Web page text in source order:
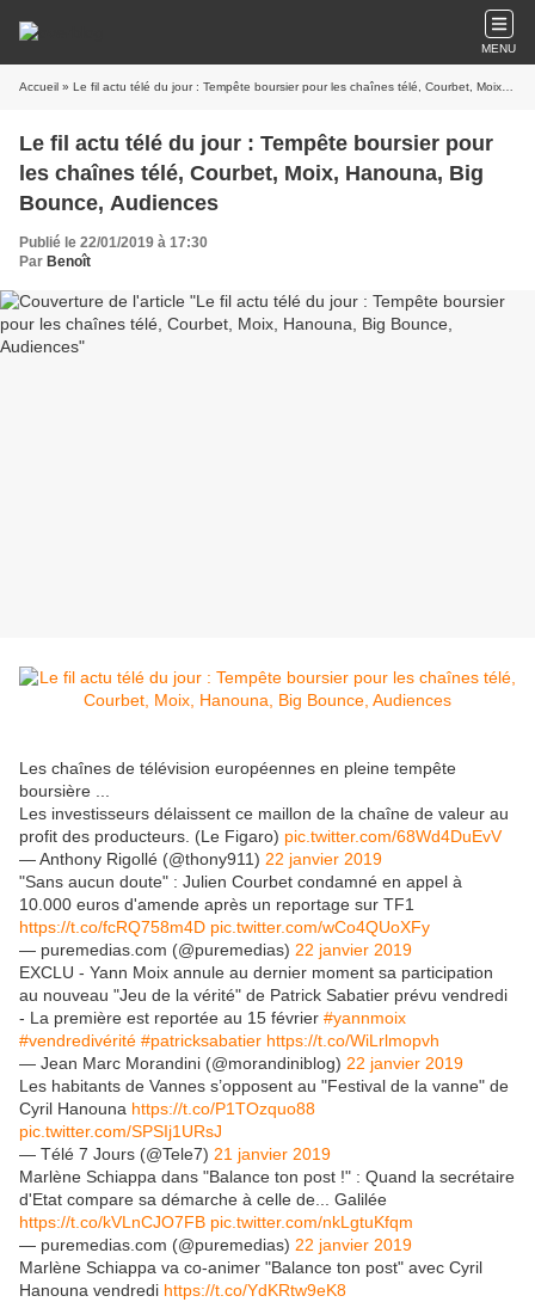
MENU
Accueil » Le fil actu télé du jour : Tempête boursier pour les chaînes télé, Courbet, Moix, Hanouna, Big Bounce, Audiences
Le fil actu télé du jour : Tempête boursier pour
les chaînes télé, Courbet, Moix, Hanouna, Big
Bounce, Audiences
Publié le 22/01/2019 à 17:30
Par Benoît
Les chaînes de télévision européennes en pleine tempête
boursière ...
Les investisseurs délaissent ce maillon de la chaîne de valeur au
profit des producteurs. (Le Figaro) pic.twitter.com/68Wd4DuEvV
— Anthony Rigollé (@thony911) 22 janvier 2019
"Sans aucun doute" : Julien Courbet condamné en appel à
10.000 euros d'amende après un reportage sur TF1
https://t.co/fcRQ758m4D pic.twitter.com/wCo4QUoXFy
— puremedias.com (@puremedias) 22 janvier 2019
EXCLU - Yann Moix annule au dernier moment sa participation
au nouveau "Jeu de la vérité" de Patrick Sabatier prévu vendredi
- La première est reportée au 15 février #yannmoix
#vendredivérité #patricksabatier https://t.co/WiLrlmopvh
— Jean Marc Morandini (@morandiniblog) 22 janvier 2019
Les habitants de Vannes s’opposent au "Festival de la vanne" de
Cyril Hanouna https://t.co/P1TOzquo88
pic.twitter.com/SPSIj1URsJ
— Télé 7 Jours (@Tele7) 21 janvier 2019
Marlène Schiappa dans "Balance ton post !" : Quand la secrétaire
d'Etat compare sa démarche à celle de... Galilée
https://t.co/kVLnCJO7FB pic.twitter.com/nkLgtuKfqm
— puremedias.com (@puremedias) 22 janvier 2019
Marlène Schiappa va co-animer "Balance ton post" avec Cyril
Hanouna vendredi https://t.co/YdKRtw9eK8